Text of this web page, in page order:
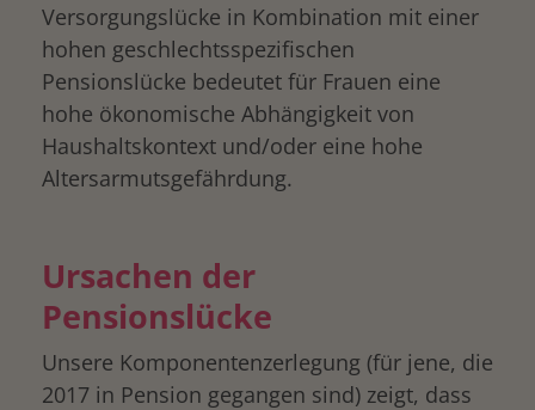
Versorgungslücke in Kombination mit einer
hohen geschlechtsspezifischen
Pensionslücke bedeutet für Frauen eine
hohe ökonomische Abhängigkeit von
Haushaltskontext und/oder eine hohe
Altersarmutsgefährdung.
Ursachen der
Pensionslücke
Unsere Komponentenzerlegung (für jene, die
2017 in Pension gegangen sind) zeigt, dass